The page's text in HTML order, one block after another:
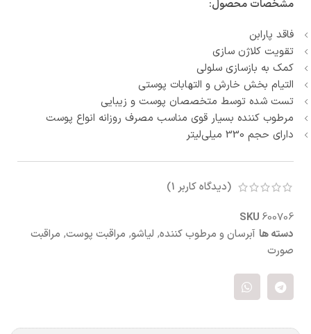
مشخصات محصول:
فاقد پارابن
تقویت کلاژن سازی
کمک به بازسازی سلولی
التیام بخش خارش و التهابات پوستی
تست شده توسط متخصصان پوست و زیبایی
مرطوب کننده بسیار قوی مناسب مصرف روزانه انواع پوست
دارای حجم 330 میلی‌لیتر
(دیدگاه کاربر 1
)
SKU 600706
دسته ها آبرسان و مرطوب کننده, لیاشو, مراقبت پوست, مراقبت
صورت